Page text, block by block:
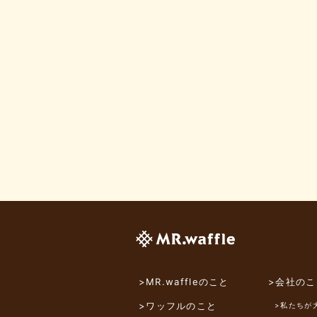
>MR.waffleのこと
>ワッフルのこと
>会社の
>私たちが